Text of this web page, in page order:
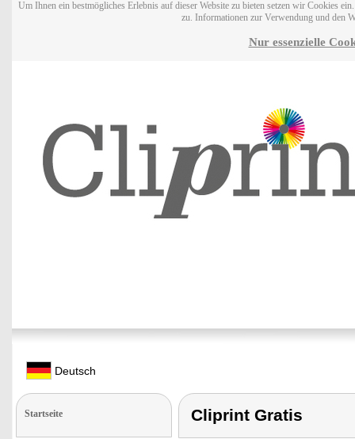
Um Ihnen ein bestmögliches Erlebnis auf dieser Website zu bieten setzen wir Cookies
zu. Informationen zur Verwendung und den
Nur essenzielle
Deutsch
Startseite Cliprint Gratis